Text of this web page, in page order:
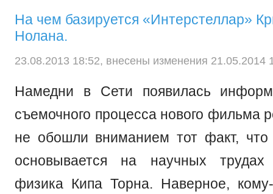
На чем базируется «Интерстеллар»
Нолана.
23.08.2013 18:52, внесены изменения 21.05.2014
Намедни в Сети появилась
съемочного процесса нового фильма
не обошли вниманием тот факт, что
основывается на научных трудах
физика Кипа Торна. Наверное,